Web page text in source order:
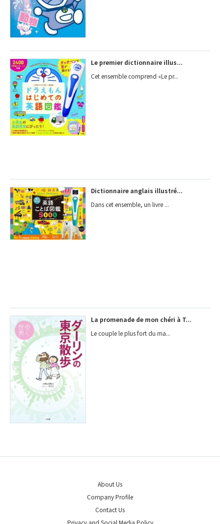
Le premier dictionnaire illus...
Cet ensemble comprend «Le pr...
Dictionnaire anglais illustré...
Dans cet ensemble, un livre ...
La promenade de mon chéri à T...
Le couple le plus fort du ma...
About Us
Company Profile
Contact Us